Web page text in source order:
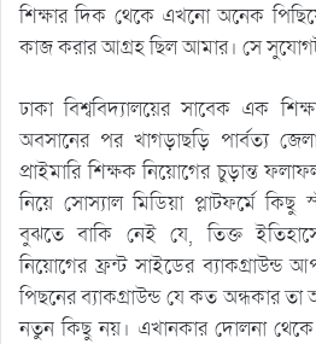
শিক্ষার দিক থেকে এখনো অনেক
কাজ করার আগ্রহ ছিল আমার। সে
ঢাকা বিশ্ববিদ্যালয়ের সাবেক এক
অবসানের পর খাগড়াছড়ি পার্বত্য
প্রাইমারি শিক্ষক নিয়োগের চুড়ান্ত
নিয়ে সোস্যাল মিডিয়া প্লাটফর্মে
বুঝতে বাকি নেই যে, তিক্ত
নিয়োগের ফ্রন্ট সাইডের ব্যাকগ্রাউন্ড
পিছনের ব্যাকগ্রাউন্ড যে কত অন্ধকার
নতুন কিছু নয়। এখানকার দোলনা